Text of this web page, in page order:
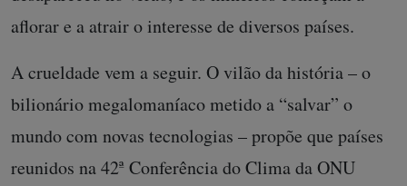
aflorar e a atrair o interesse de diversos países.
A crueldade vem a seguir. O vilão da história – o
bilionário megalomaníaco metido a “salvar” o
mundo com novas tecnologias – propõe que países
reunidos na 42ª Conferência do Clima da ONU